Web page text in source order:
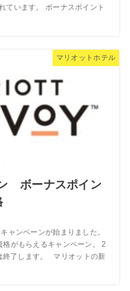
ています。 ボーナスポイント
マリオットホテル
ボーナスポイン
ャンペーンが始まりました。
がもらえるキャンペーン。 2
終了します。 マリオットの新